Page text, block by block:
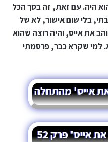
היה. עם זאת, זה בסך הכל
בלי שום אישור, לא של
את אייס, והיה רוצה שהוא
למי שקרא כבר, פרסמתי
אייס' מהתחלה
אייס' פרק 52